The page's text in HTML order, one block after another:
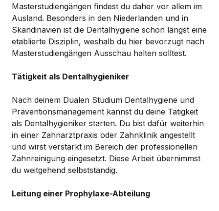
Masterstudiengängen findest du daher vor allem im
Ausland. Besonders in den Niederlanden und in
Skandinavien ist die Dentalhygiene schon längst eine
etablierte Disziplin, weshalb du hier bevorzugt nach
Masterstudiengängen Ausschau halten solltest.
Tätigkeit als Dentalhygieniker
Nach deinem Dualen Studium Dentalhygiene und
Präventionsmanagement kannst du deine Tätigkeit
als Dentalhygieniker starten. Du bist dafür weiterhin
in einer Zahnarztpraxis oder Zahnklinik angestellt
und wirst verstärkt im Bereich der professionellen
Zahnreinigung eingesetzt. Diese Arbeit übernimmst
du weitgehend selbstständig.
Leitung einer Prophylaxe-Abteilung